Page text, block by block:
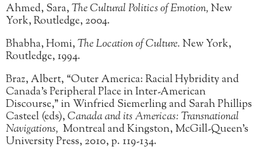
Ahmed, Sara,The Cultural Politics of Emotion, New
York, Routledge, 2004.
Bhabha, Homi,The Location of Culture. New York,
Routledge, 1994.
Braz, Albert, “Outer America: Racial Hybridity and
Canada’s Peripheral Place in Inter-American
Discourse,” in Winfried Siemerling and Sarah Phillips
Casteel (eds),Canada and its Americas: Transnational
Navigations, Montreal and Kingston, McGill-Queen’s
University Press, 2010, p. 119-134.